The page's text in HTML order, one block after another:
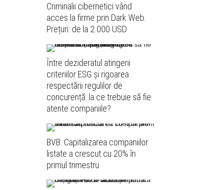
Criminalii cibernetici vând
acces la firme prin Dark Web.
Prețuri: de la 2.000 USD
Între dezideratul atingerii
criteriilor ESG și rigoarea
respectării regulilor de
concurență: la ce trebuie să fie
atente companiile?
BVB: Capitalizarea companiilor
listate a crescut cu 20% în
primul trimestru